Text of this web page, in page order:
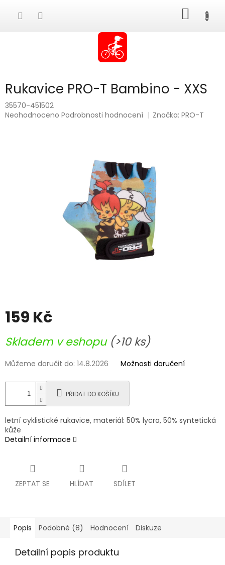
KOŠÍK
Rukavice PRO-T Bambino - XXS
35570-451502
Průměrné
Neohodnoceno Podrobnosti hodnocení Značka:PRO-T
159 Kč
cena:
Skladem v eshopu (>10 ks)
Můžeme doručit do: 14.8.2026 Možnosti doručení
PŘIDAT DO KOŠÍKU
letní cyklistické rukavice, materiál: 50% lycra, 50% syntetická
kůže
Detailní informace
ZEPTAT SE HLÍDAT SDÍLET
Popis Podobné (8) Hodnocení Diskuze
Detailní popis produktu